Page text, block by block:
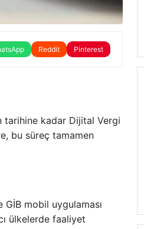
Reddit Pinterest
tarihine kadar Dijital Vergi
bu süreç tamamen
mobil uygulaması
ülkelerde faaliyet